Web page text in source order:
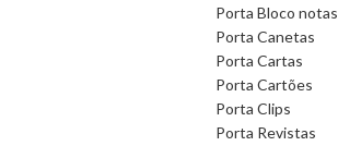
Porta Bloco notas
Porta Canetas
Porta Cartas
Porta Cartões
Porta Clips
Porta Revistas